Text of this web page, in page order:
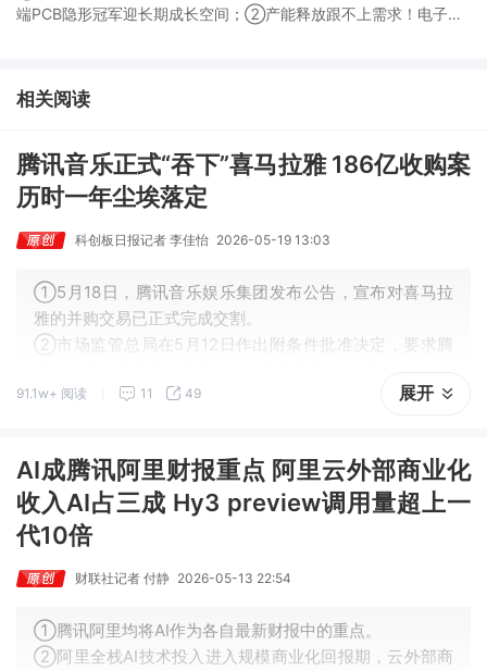
端PCB隐形冠军迎长期成长空间；②产能释放跟不上需求！电子布
价预期暂未被市场定价，王牌自营前瞻捕捉“预期差”，3日大涨
26%。
相关阅读
腾讯音乐正式“吞下”喜马拉雅 186亿收购案
历时一年尘埃落定
科创板日报记者 李佳怡 2026-05-19 13:03
①5月18日，腾讯音乐娱乐集团发布公告，宣布对喜马拉
雅的并购交易已正式完成交割。
②市场监管总局在5月12日作出附条件批准决定，要求腾
③在监管划定的清晰边界下，腾讯音乐与喜马拉雅能否真
91.1w+ 阅读 11 49 展开
AI成腾讯阿里财报重点 阿里云外部商业化
收入AI占三成 Hy3 preview调用量超上一
代10倍
财联社记者 付静 2026-05-13 22:54
①腾讯阿里均将AI作为各自最新财报中的重点。
②阿里全栈AI技术投入进入规模商业化回报期，云外部商